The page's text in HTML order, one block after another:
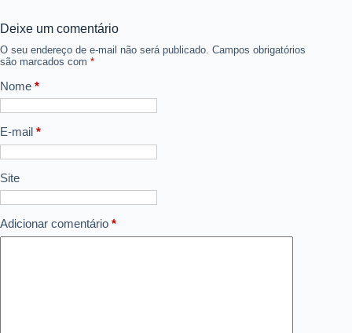
Deixe um comentário
O seu endereço de e-mail não será publicado. Campos obrigatórios
são marcados com *
Nome *
E-mail *
Site
Adicionar comentário *